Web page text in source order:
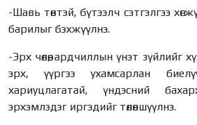
-Шавь төвтэй, бүтээлч сэтгэлгээ
барилыг бэхжүүлнэ.
-Эрх чөлөө, ардчиллын үнэт зүйлийг
эрх, үүргээ ухамсарлан
хариуцлагатай, үндэсний
эрхэмлэдэг иргэдийг төлөвшүүлнэ.